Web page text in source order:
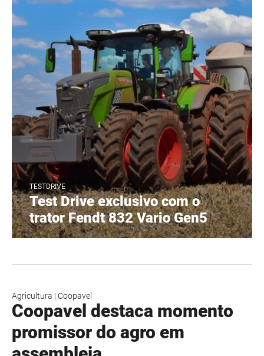
TESTDRIVE
Test Drive exclusivo com o
trator Fendt 832 Vario Gen5
Agricultura | Coopavel
Coopavel destaca momento
promissor do agro em